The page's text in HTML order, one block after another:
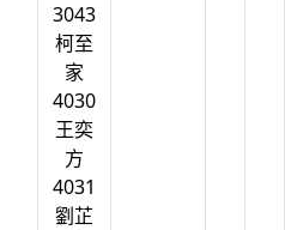
3043
柯至
家
4030
王奕
方
4031
劉芷